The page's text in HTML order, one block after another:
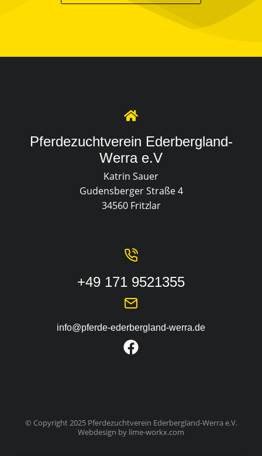
Pferdezuchtverein Ederbergland-
Werra e.V
Katrin Sauer
Gudensberger Straße 4
34560 Fritzlar
+49 171 9521355
info@pferde-ederbergland-werra.de
© Copyright 2025 Pferdezuchtverein Ederbergland-Werra e.V.
Webdesign by lime-workx.com